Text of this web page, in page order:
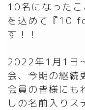
10名になった
を込めて『10
す！！
2022年1月1日
会、今期の継続
会員の皆様にも
しの名前入りス